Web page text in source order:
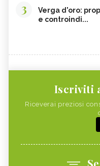
3
Verga d'oro:
e controindi...
Iscriviti
Riceverai preziosi